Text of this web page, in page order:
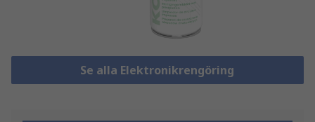
Se alla Elektronikrengöring